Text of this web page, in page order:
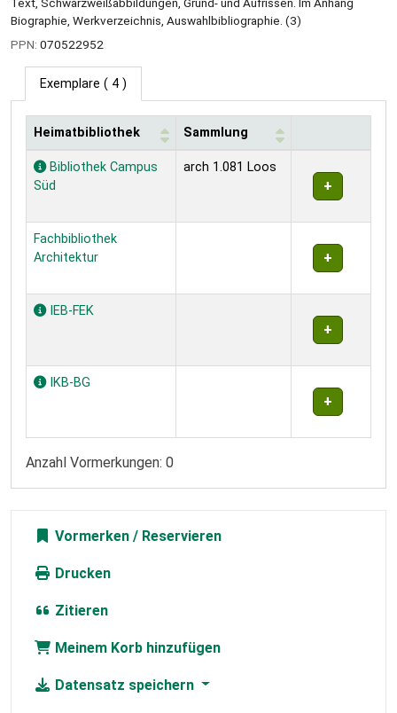
Biographie, Werkverzeichnis, Auswahlbibliographie. (3)
PPN: 070522952
Exemplare ( 4 )
Exemplare
Heimatbibliothek Sammlung
Bibliothek Campus
Süd
arch 1.081 Loos
Fachbibliothek
Architektur
IEB-FEK
IKB-BG
Anzahl Vormerkungen: 0
Vormerken
Drucken
Zitieren
Meinem Korb hinzufügen
Datensatz speichern